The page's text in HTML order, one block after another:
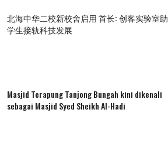
北海中华二校新校舍启用 首长: 创客实验室助
学生接轨科技发展
Masjid Terapung Tanjong Bungah kini dikenali
sebagai Masjid Syed Sheikh Al-Hadi